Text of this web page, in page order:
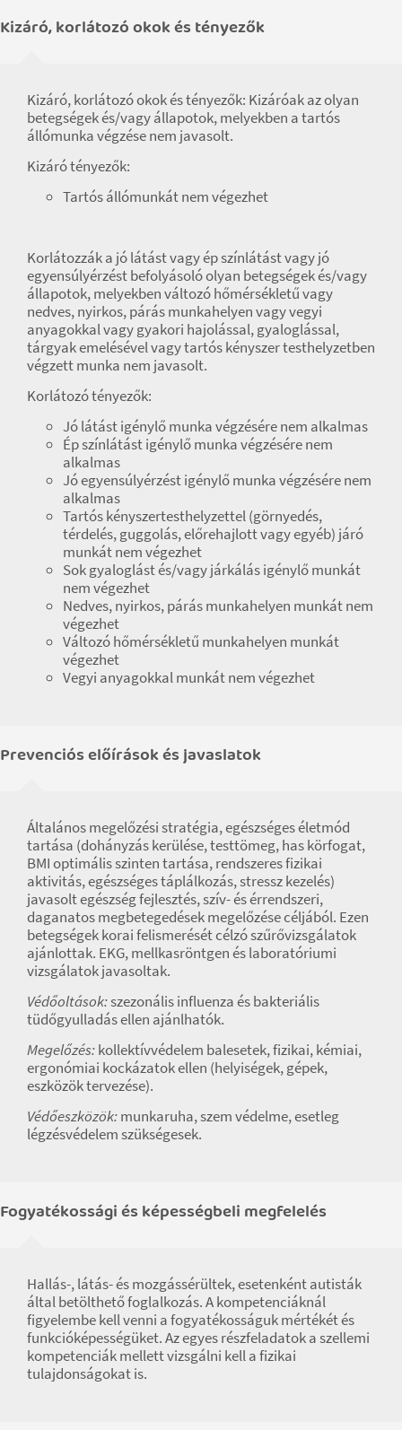
Kizáró, korlátozó okok és tényezők
Kizáró, korlátozó okok és tényezők: Kizáróak az olyan
betegségek és/vagy állapotok, melyekben a tartós
állómunka végzése nem javasolt.
Kizáró tényezők:
Tartós állómunkát nem végezhet
Korlátozzák a jó látást vagy ép színlátást vagy jó
egyensúlyérzést befolyásoló olyan betegségek és/vagy
állapotok, melyekben változó hőmérsékletű vagy
nedves, nyirkos, párás munkahelyen vagy vegyi
anyagokkal vagy gyakori hajolással, gyaloglással,
tárgyak emelésével vagy tartós kényszer testhelyzetben
végzett munka nem javasolt.
Korlátozó tényezők:
Jó látást igénylő munka végzésére nem alkalmas
Ép színlátást igénylő munka végzésére nem
alkalmas
Jó egyensúlyérzést igénylő munka végzésére nem
alkalmas
Tartós kényszertesthelyzettel (görnyedés,
térdelés, guggolás, előrehajlott vagy egyéb) járó
munkát nem végezhet
Sok gyaloglást és/vagy járkálás igénylő munkát
nem végezhet
Nedves, nyirkos, párás munkahelyen munkát nem
végezhet
Változó hőmérsékletű munkahelyen munkát
végezhet
Vegyi anyagokkal munkát nem végezhet
Prevenciós előírások és javaslatok
Általános megelőzési stratégia, egészséges életmód
tartása (dohányzás kerülése, testtömeg, has körfogat,
BMI optimális szinten tartása, rendszeres fizikai
aktivitás, egészséges táplálkozás, stressz kezelés)
javasolt egészség fejlesztés, szív- és érrendszeri,
daganatos megbetegedések megelőzése céljából. Ezen
betegségek korai felismerését célzó szűrővizsgálatok
ajánlottak. EKG, mellkasröntgen és laboratóriumi
vizsgálatok javasoltak.
Védőoltások:szezonális influenza és bakteriális
tüdőgyulladás ellen ajánlhatók.
Megelőzés:kollektívvédelem balesetek, fizikai, kémiai,
ergonómiai kockázatok ellen (helyiségek, gépek,
eszközök tervezése).
Védőeszközök:munkaruha, szem védelme, esetleg
légzésvédelem szükségesek.
Fogyatékossági és képességbeli megfelelés
Hallás-, látás- és mozgássérültek, esetenként autisták
által betölthető foglalkozás. A kompetenciáknál
figyelembe kell venni a fogyatékosságuk mértékét és
funkcióképességüket. Az egyes részfeladatok a szellemi
kompetenciák mellett vizsgálni kell a fizikai
tulajdonságokat is.